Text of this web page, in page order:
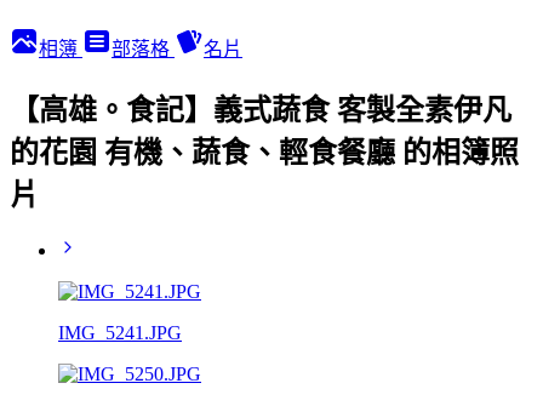
相簿 部落格 名片
【高雄。食記】義式蔬食 客製全素伊凡
的花園 有機、蔬食、輕食餐廳 的相簿照
片
IMG_5241.JPG